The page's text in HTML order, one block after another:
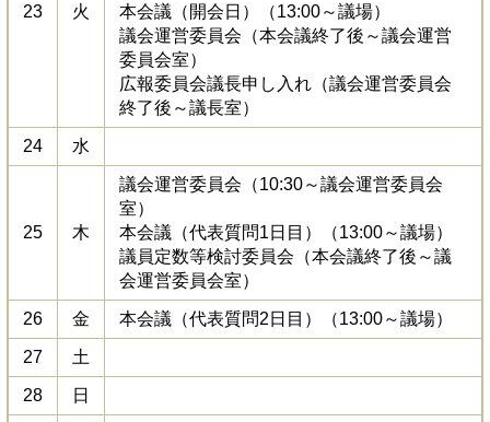
23 火
本会議（開会日）（13:00～議場）
議会運営委員会（本会議終了後～議会運営
委員会室）
広報委員会議長申し入れ（議会運営委員会
終了後～議長室）
24 水
25 木
議会運営委員会（10:30～議会運営委員会
室）
本会議（代表質問1日目）（13:00～議場）
議員定数等検討委員会（本会議終了後～議
会運営委員会室）
26 金 本会議（代表質問2日目）（13:00～議場）
27 土
28 日